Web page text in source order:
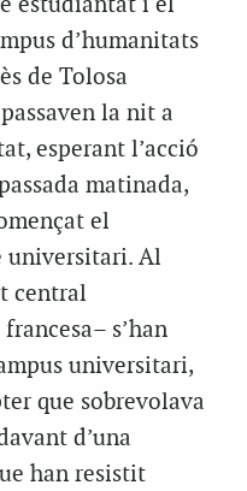
estudiantat i el
d’humanitats
de Tolosa
la nit a
esperant l’acció
matinada,
el
universitari. Al
central
s’han
universitari,
que sobrevolava
d’una
han resistit